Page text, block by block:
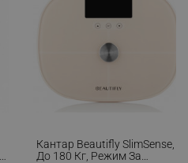
Кантар Beautifly SlimSense,
До 180 Кг, Режим За